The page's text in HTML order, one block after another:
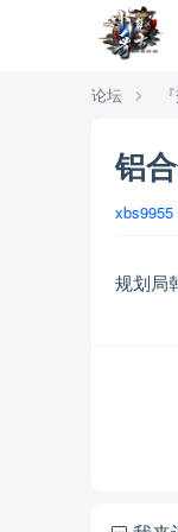
论坛
铝
xbs9955
规划局